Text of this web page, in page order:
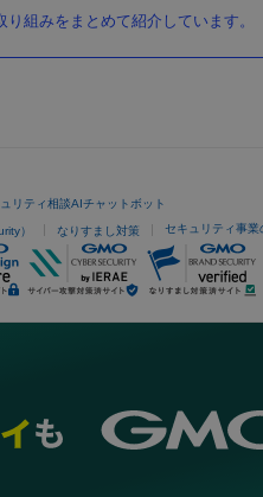
組みをまとめて紹介しています。
リティ相談AIチャットボット
） なりすまし対策 セキュリティ事業